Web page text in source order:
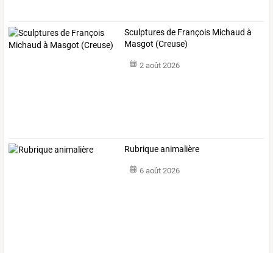
Sculptures de François Michaud à
Masgot (Creuse)
2 août 2026
Rubrique animalière
6 août 2026